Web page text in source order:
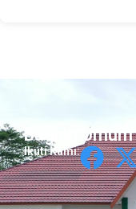
Bagian Umum
Ikuti Kami: